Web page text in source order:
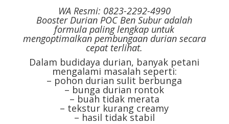
WA Resmi: 0823-2292-4990
Booster Durian POC Ben Subur adalah
formula paling lengkap untuk
mengoptimalkan pembungaan durian secara
cepat terlihat.
Dalam budidaya durian, banyak petani
mengalami masalah seperti:
– pohon durian sulit berbunga
– bunga durian rontok
– buah tidak merata
– tekstur kurang creamy
– hasil tidak stabil